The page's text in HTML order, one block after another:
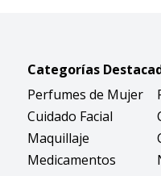
Categorías
Perfumes de Mujer
Cuidado Facial
Maquillaje
Medicamentos